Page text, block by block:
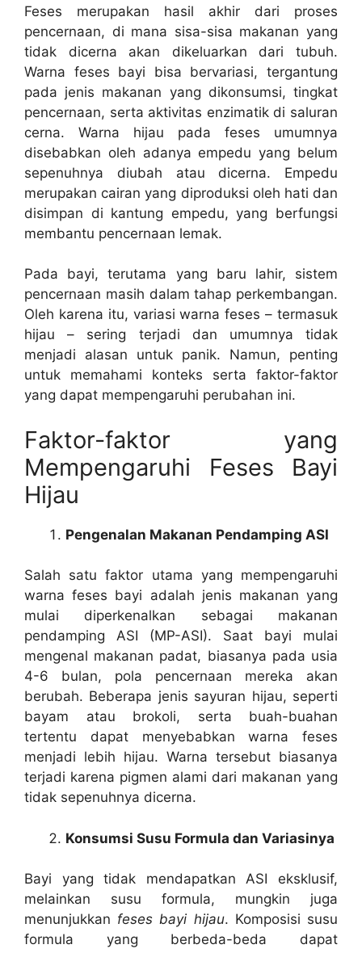
Feses merupakan hasil akhir dari proses
pencernaan, di mana sisa-sisa makanan yang
tidak dicerna akan dikeluarkan dari tubuh.
Warna feses bayi bisa bervariasi, tergantung
pada jenis makanan yang dikonsumsi, tingkat
pencernaan, serta aktivitas enzimatik di saluran
cerna. Warna hijau pada feses umumnya
disebabkan oleh adanya empedu yang belum
sepenuhnya diubah atau dicerna. Empedu
merupakan cairan yang diproduksi oleh hati dan
disimpan di kantung empedu, yang berfungsi
membantu pencernaan lemak.
Pada bayi, terutama yang baru lahir, sistem
pencernaan masih dalam tahap perkembangan.
Oleh karena itu, variasi warna feses – termasuk
hijau – sering terjadi dan umumnya tidak
menjadi alasan untuk panik. Namun, penting
untuk memahami konteks serta faktor-faktor
yang dapat mempengaruhi perubahan ini.
Faktor-faktor yang
Mempengaruhi Feses Bayi
Hijau
Pengenalan Makanan Pendamping ASI
Salah satu faktor utama yang mempengaruhi
warna feses bayi adalah jenis makanan yang
mulai diperkenalkan sebagai makanan
pendamping ASI (MP-ASI). Saat bayi mulai
mengenal makanan padat, biasanya pada usia
4-6 bulan, pola pencernaan mereka akan
berubah. Beberapa jenis sayuran hijau, seperti
bayam atau brokoli, serta buah-buahan
tertentu dapat menyebabkan warna feses
menjadi lebih hijau. Warna tersebut biasanya
terjadi karena pigmen alami dari makanan yang
tidak sepenuhnya dicerna.
Konsumsi Susu Formula dan Variasinya
Bayi yang tidak mendapatkan ASI eksklusif,
melainkan susu formula, mungkin juga
menunjukkan feses bayi hijau. Komposisi susu
formula yang berbeda-beda dapat